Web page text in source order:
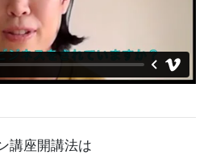
講座開講法は